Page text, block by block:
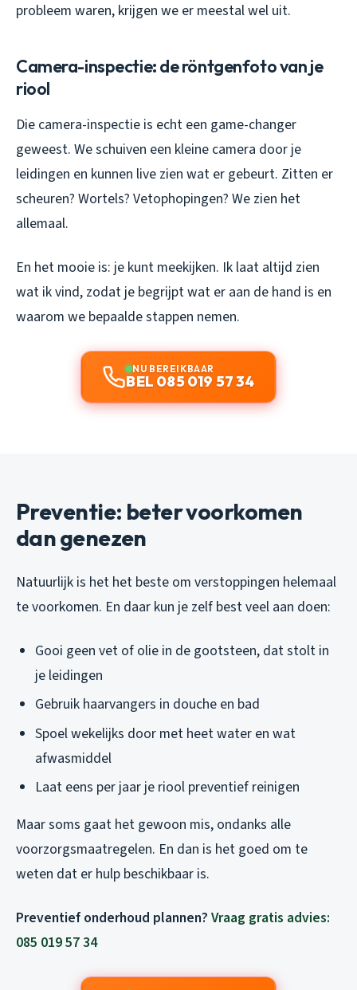
probleem waren, krijgen we er meestal wel uit.
Camera-inspectie: de röntgenfoto van je
riool
Die camera-inspectie is echt een game-changer
geweest. We schuiven een kleine camera door je
leidingen en kunnen live zien wat er gebeurt. Zitten er
scheuren? Wortels? Vetophopingen? We zien het
allemaal.
En het mooie is: je kunt meekijken. Ik laat altijd zien
wat ik vind, zodat je begrijpt wat er aan de hand is en
waarom we bepaalde stappen nemen.
NU BEREIKBAAR
BEL 085 019 57 34
Preventie: beter voorkomen
dan genezen
Natuurlijk is het het beste om verstoppingen helemaal
te voorkomen. En daar kun je zelf best veel aan doen:
Gooi geen vet of olie in de gootsteen, dat stolt in
je leidingen
Gebruik haarvangers in douche en bad
Spoel wekelijks door met heet water en wat
afwasmiddel
Laat eens per jaar je riool preventief reinigen
Maar soms gaat het gewoon mis, ondanks alle
voorzorgsmaatregelen. En dan is het goed om te
weten dat er hulp beschikbaar is.
Preventief onderhoud plannen? Vraag gratis advies:
085 019 57 34